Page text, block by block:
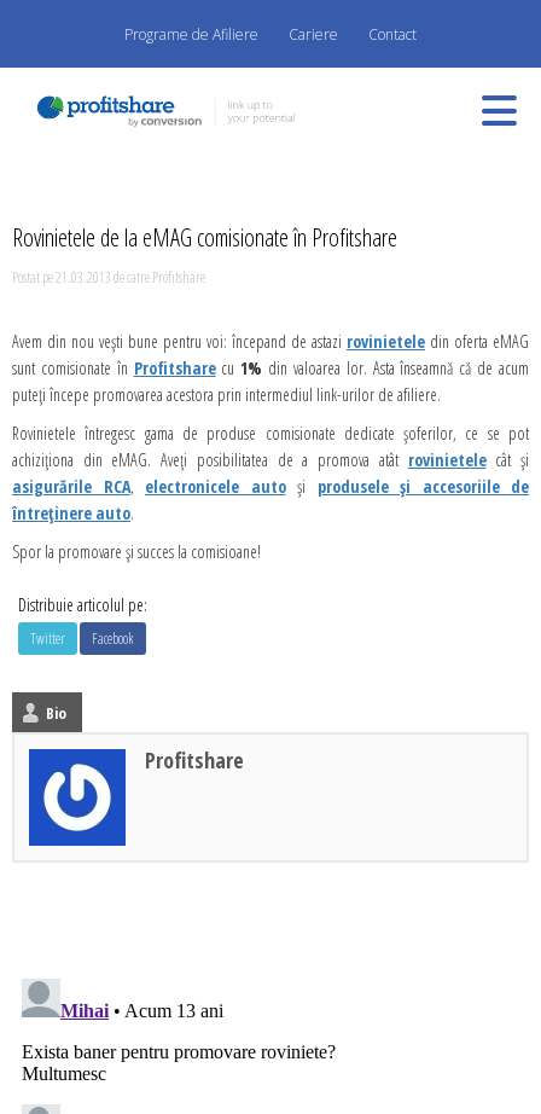
Programe de Afiliere Cariere Contact
Rovinietele de la eMAG comisionate în Profitshare
Postat pe 21.03.2013 de catre Profitshare
Avem din nou vești bune pentru voi: începand de astazi rovinietele din oferta eMAG
sunt comisionate în Profitsharecu1% din valoarea lor. Asta înseamnă că de acum
puteți începe promovarea acestora prin intermediul link-urilor de afiliere.
Rovinietele întregesc gama de produse comisionate dedicate șoferilor, ce se pot
achiziționa din eMAG. Aveți posibilitatea de a promova atât rovinietelecât și
asigurările RCA, electronicele autoși produsele și accesoriile de
întreținere auto.
Spor la promovare și succes la comisioane!
Distribuie articolul pe:
Twitter Facebook
Bio
Profitshare